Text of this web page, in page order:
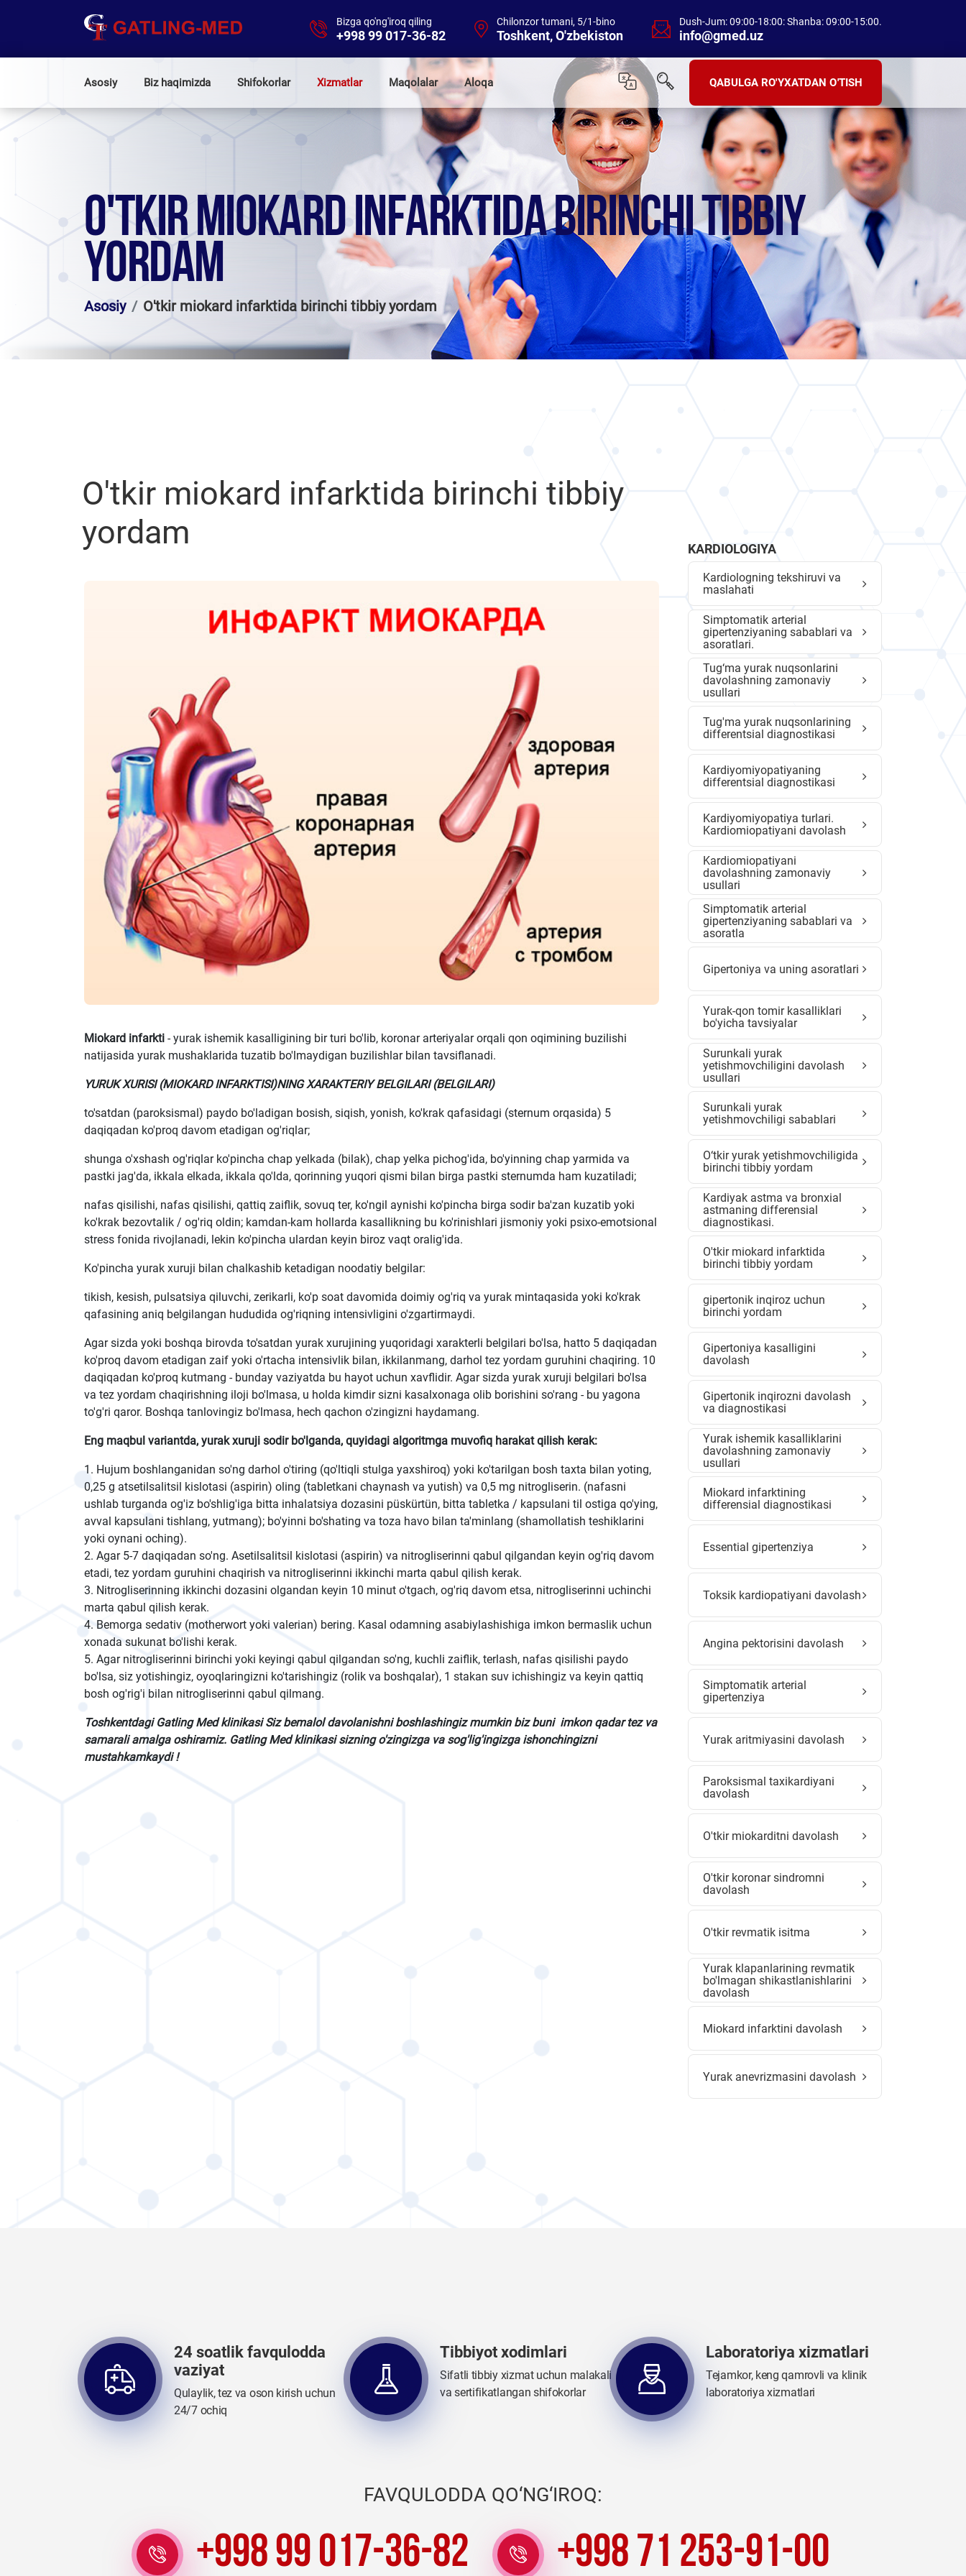
Bizga qo'ng'iroq qiling
+998 99 017-36-82
Chilonzor tumani, 5/1-bino
Toshkent, O'zbekiston
Dush-Jum: 09:00-18:00: Shanba: 09:00-15:00.
info@gmed.uz
Asosiy Biz haqimizda Shifokorlar Xizmatlar Maqolalar Aloqa QABULGA RO'YXATDAN O'TISH
O'TKIR MIOKARD INFARKTIDA BIRINCHI TIBBIY
YORDAM
Asosiy O'tkir miokard infarktida birinchi tibbiy yordam
O'tkir miokard infarktida birinchi tibbiy
yordam
Miokard infarkti - yurak ishemik kasalligining bir turi bo'lib, koronar arteriyalar orqali qon oqimining buzilishi
natijasida yurak mushaklarida tuzatib bo'lmaydigan buzilishlar bilan tavsiflanadi.
YURUK XURISI (MIOKARD INFARKTISI)NING XARAKTERIY BELGILARI (BELGILARI)
to'satdan (paroksismal) paydo bo'ladigan bosish, siqish, yonish, ko'krak qafasidagi (sternum orqasida) 5
daqiqadan ko'proq davom etadigan og'riqlar;
shunga o'xshash og'riqlar ko'pincha chap yelkada (bilak), chap yelka pichog'ida, bo'yinning chap yarmida va
pastki jag'da, ikkala elkada, ikkala qo'lda, qorinning yuqori qismi bilan birga pastki sternumda ham kuzatiladi;
nafas qisilishi, nafas qisilishi, qattiq zaiflik, sovuq ter, ko'ngil aynishi ko'pincha birga sodir ba'zan kuzatib yoki
ko'krak bezovtalik / og'riq oldin; kamdan-kam hollarda kasallikning bu ko'rinishlari jismoniy yoki psixo-emotsional
stress fonida rivojlanadi, lekin ko'pincha ulardan keyin biroz vaqt oralig'ida.
Ko'pincha yurak xuruji bilan chalkashib ketadigan noodatiy belgilar:
tikish, kesish, pulsatsiya qiluvchi, zerikarli, ko'p soat davomida doimiy og'riq va yurak mintaqasida yoki ko'krak
qafasining aniq belgilangan hududida og'riqning intensivligini o'zgartirmaydi.
Agar sizda yoki boshqa birovda to'satdan yurak xurujining yuqoridagi xarakterli belgilari bo'lsa, hatto 5 daqiqadan
ko'proq davom etadigan zaif yoki o'rtacha intensivlik bilan, ikkilanmang, darhol tez yordam guruhini chaqiring. 10
daqiqadan ko'proq kutmang - bunday vaziyatda bu hayot uchun xavflidir. Agar sizda yurak xuruji belgilari bo'lsa
va tez yordam chaqirishning iloji bo'lmasa, u holda kimdir sizni kasalxonaga olib borishini so'rang - bu yagona
to'g'ri qaror. Boshqa tanlovingiz bo'lmasa, hech qachon o'zingizni haydamang.
Eng maqbul variantda, yurak xuruji sodir bo'lganda, quyidagi algoritmga muvofiq harakat qilish kerak:
1. Hujum boshlanganidan so'ng darhol o'tiring (qo'ltiqli stulga yaxshiroq) yoki ko'tarilgan bosh taxta bilan yoting,
0,25 g atsetilsalitsil kislotasi (aspirin) oling (tabletkani chaynash va yutish) va 0,5 mg nitrogliserin. (nafasni
ushlab turganda og'iz bo'shlig'iga bitta inhalatsiya dozasini püskürtün, bitta tabletka / kapsulani til ostiga qo'ying,
avval kapsulani tishlang, yutmang); bo'yinni bo'shating va toza havo bilan ta'minlang (shamollatish teshiklarini
yoki oynani oching).
2. Agar 5-7 daqiqadan so'ng. Asetilsalitsil kislotasi (aspirin) va nitrogliserinni qabul qilgandan keyin og'riq davom
etadi, tez yordam guruhini chaqirish va nitrogliserinni ikkinchi marta qabul qilish kerak.
3. Nitrogliserinning ikkinchi dozasini olgandan keyin 10 minut o'tgach, og'riq davom etsa, nitrogliserinni uchinchi
marta qabul qilish kerak.
4. Bemorga sedativ (motherwort yoki valerian) bering. Kasal odamning asabiylashishiga imkon bermaslik uchun
xonada sukunat bo'lishi kerak.
5. Agar nitrogliserinni birinchi yoki keyingi qabul qilgandan so'ng, kuchli zaiflik, terlash, nafas qisilishi paydo
bo'lsa, siz yotishingiz, oyoqlaringizni ko'tarishingiz (rolik va boshqalar), 1 stakan suv ichishingiz va keyin qattiq
bosh og'rig'i bilan nitrogliserinni qabul qilmang.
Toshkentdagi Gatling Med klinikasi Siz bemalol davolanishni boshlashingiz mumkin biz buni imkon qadar tez va
samarali amalga oshiramiz. Gatling Med klinikasi sizning o'zingizga va sog'lig'ingizga ishonchingizni
mustahkamkaydi !
KARDIOLOGIYA
Kardiologning tekshiruvi va
maslahati
Simptomatik arterial
gipertenziyaning sabablari va
asoratlari.
Tug‘ma yurak nuqsonlarini
davolashning zamonaviy
usullari
Tug'ma yurak nuqsonlarining
differentsial diagnostikasi
Kardiyomiyopatiyaning
differentsial diagnostikasi
Kardiyomiyopatiya turlari.
Kardiomiopatiyani davolash
Kardiomiopatiyani
davolashning zamonaviy
usullari
Simptomatik arterial
gipertenziyaning sabablari va
asoratla
Gipertoniya va uning asoratlari
Yurak-qon tomir kasalliklari
bo'yicha tavsiyalar
Surunkali yurak
yetishmovchiligini davolash
usullari
Surunkali yurak
yetishmovchiligi sabablari
O‘tkir yurak yetishmovchiligida
birinchi tibbiy yordam
Kardiyak astma va bronxial
astmaning differensial
diagnostikasi.
O'tkir miokard infarktida
birinchi tibbiy yordam
gipertonik inqiroz uchun
birinchi yordam
Gipertoniya kasalligini
davolash
Gipertonik inqirozni davolash
va diagnostikasi
Yurak ishemik kasalliklarini
davolashning zamonaviy
usullari
Miokard infarktining
differensial diagnostikasi
Essential gipertenziya
Toksik kardiopatiyani davolash
Angina pektorisini davolash
Simptomatik arterial
gipertenziya
Yurak aritmiyasini davolash
Paroksismal taxikardiyani
davolash
O'tkir miokarditni davolash
O'tkir koronar sindromni
davolash
O'tkir revmatik isitma
Yurak klapanlarining revmatik
bo'lmagan shikastlanishlarini
davolash
Miokard infarktini davolash
Yurak anevrizmasini davolash
24 soatlik favqulodda
vaziyat
Qulaylik, tez va oson kirish uchun
24/7 ochiq
Tibbiyot xodimlari
Sifatli tibbiy xizmat uchun malakali
va sertifikatlangan shifokorlar
Laboratoriya xizmatlari
Tejamkor, keng qamrovli va klinik
laboratoriya xizmatlari
FAVQULODDA QO‘NG‘IROQ:
+998 99 017-36-82 +998 71 253-91-00